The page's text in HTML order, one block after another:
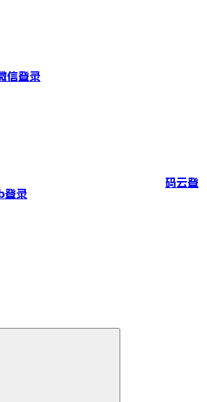
信登录
码云登
登录